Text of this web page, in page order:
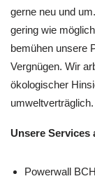
gerne neu und
gering wie
bemühen unsere
Vergnügen. Wir
ökologischer
umweltverträglich.
Unsere Services
Powerwall